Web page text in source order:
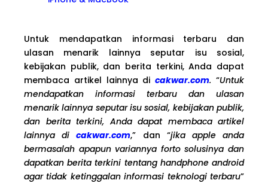
Untuk mendapatkan informasi terbaru dan
ulasan menarik lainnya seputar isu sosial,
kebijakan publik, dan berita terkini, Anda dapat
membaca artikel lainnya dicakwar.com.“Untuk
mendapatkan informasi terbaru dan ulasan
menarik lainnya seputar isu sosial, kebijakan publik,
dan berita terkini, Anda dapat membaca artikel
lainnya dicakwar.com,” dan “jika apple anda
bermasalah apapun variannya forto solusinya dan
dapatkan berita terkini tentang handphone android
agar tidak ketinggalan informasi teknologi terbaru”